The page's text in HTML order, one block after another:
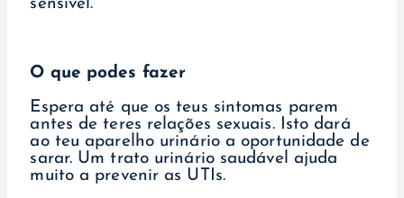
sensível.
O que podes fazer
Espera até que os teus sintomas parem
antes de teres relações sexuais. Isto dará
ao teu aparelho urinário a oportunidade de
sarar. Um trato urinário saudável ajuda
muito a prevenir as UTIs.